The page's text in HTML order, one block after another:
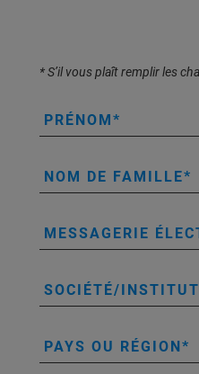
* S’il vous plaît remplir les
PRÉNOM
NOM DE FAMILLE
MESSAGERIE
SOCIÉTÉ/
PAYS OU RÉGION